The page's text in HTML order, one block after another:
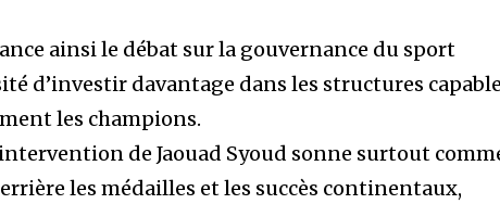
ainsi le débat sur la gouvernance du sport
d’investir davantage dans les structures
les champions.
de Jaouad Syoud sonne surtout
les médailles et les succès continentaux,